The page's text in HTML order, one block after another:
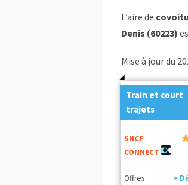
L’aire de
Denis (60223)
Mise à jour du
Train et court
trajets
SNCF
CONNECT
Offres
>